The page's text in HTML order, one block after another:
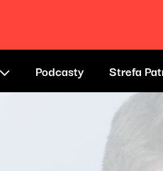
Podcasty Strefa